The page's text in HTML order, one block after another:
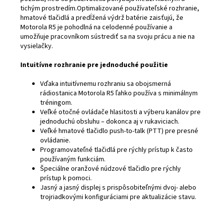
tichým prostredím.Optimalizované používateľské rozhranie,
hmatové tlačidlá a predĺžená výdrž batérie zaisťujú, že
Motorola R5 je pohodlná na celodenné používanie a
umožňuje pracovníkom sústrediť sa na svoju prácu a nie na
vysielačky.
Intuitívne rozhranie pre jednoduché použitie
Vďaka intuitívnemu rozhraniu sa obojsmerná
rádiostanica Motorola R5 ľahko používa s minimálnym
tréningom.
Veľké otočné ovládače hlasitosti a výberu kanálov pre
jednoduchú obsluhu – dokonca aj v rukaviciach.
Veľké hmatové tlačidlo push-to-talk (PTT) pre presné
ovládanie.
Programovateľné tlačidlá pre rýchly prístup k často
používaným funkciám.
Špeciálne oranžové núdzové tlačidlo pre rýchly
prístup k pomoci.
Jasný a jasný displej s prispôsobiteľnými dvoj- alebo
trojriadkovými konfiguráciami pre aktualizácie stavu.